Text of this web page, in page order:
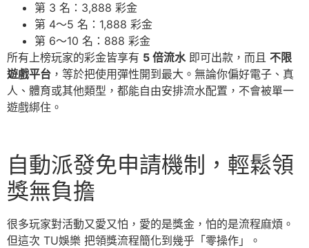
第 3 名：3,888 彩金
第 4～5 名：1,888 彩金
第 6～10 名：888 彩金
所有上榜玩家的彩金皆享有 5 倍流水即可出款，而且 不限
遊戲平台 ，等於把使用彈性開到最大。無論你偏好電子、真
人、體育或其他類型，都能自由安排流水配置，不會被單一
遊戲綁住。
自動派發免申請機制，輕鬆領
獎無負擔
很多玩家對活動又愛又怕，愛的是獎金，怕的是流程麻煩。
但這次 TU娛樂 把領獎流程簡化到幾乎「零操作」。